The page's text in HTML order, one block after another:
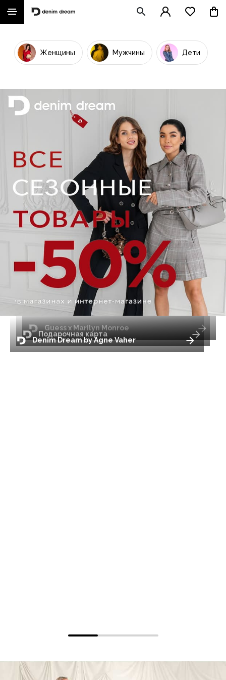
Женщины Мужчины Дети
Denim Dream by Agne Vaher
Подарочная карта
Guess x Marilyn Monroe